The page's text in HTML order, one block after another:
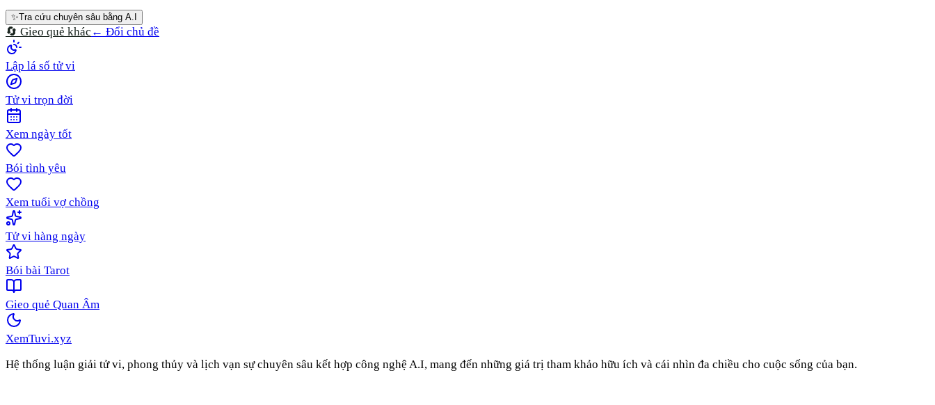
✨Tra cứu chuyên sâu bằng A.I
🔄 Gieo quẻ khác ← Đổi chủ đề
Lập lá số tử vi
Tử vi trọn đời
Xem ngày tốt
Bói tình yêu
Xem tuổi vợ chồng
Tử vi hàng ngày
Bói bài Tarot
Gieo quẻ Quan Âm
XemTuvi.xyz
Hệ thống luận giải tử vi, phong thủy và lịch vạn sự chuyên sâu kết hợp công nghệ A.I, mang đến những giá trị tham khảo hữu ích và cái nhìn đa chiều cho cuộc sống của bạn.